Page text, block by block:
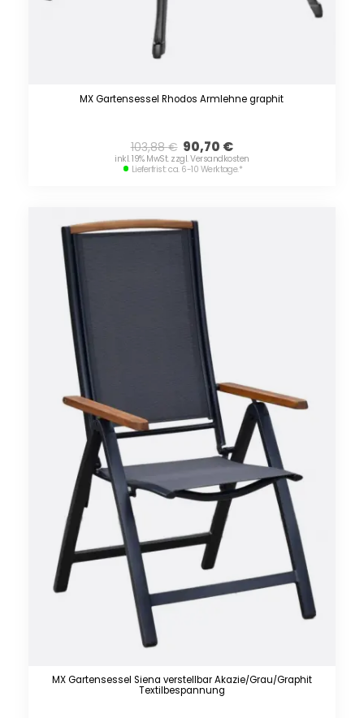
MX Gartensessel Rhodos Armlehne graphit
103,88€ 90,70 €
inkl. 19% MwSt. zzgl. Versandkosten
Lieferfrist: ca. 6-10 Werktage.*
MX Gartensessel Siena verstellbar Akazie/Grau/Graphit
Textilbespannung